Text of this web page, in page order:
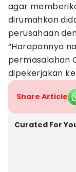
agar
dirumahkan
perusahaan
“Harapannya
permasalahan
dipekerjakan
Share Article
Curated For